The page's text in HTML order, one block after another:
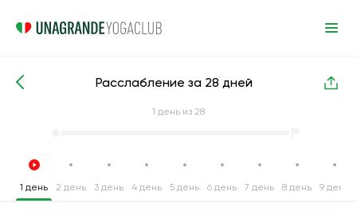
Интенсивные курсы йоги Расслабление
Расслабление за 28 дней
1 день из 28
1 день 2 день 3 день 4 день 5 день 6 день 7 день 8 день 9 день